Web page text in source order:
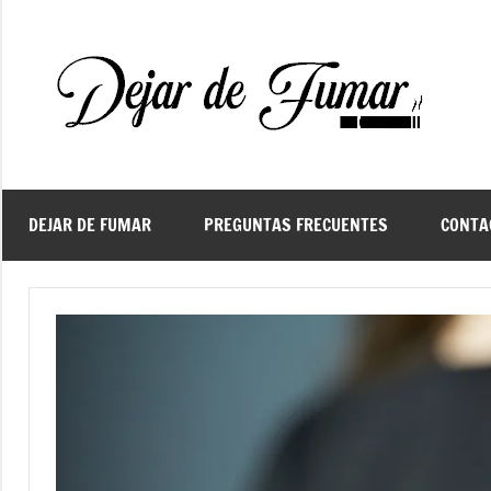
contenido
de
DEJAR DE FUMAR PREGUNTAS FRECUENTES